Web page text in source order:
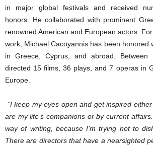
in major global festivals and received
honors. He collaborated with prominent
renowned American and European actors.
work, Michael Cacoyannis has been honored
in Greece, Cyprus, and abroad.
directed 15 films, 36 plays, and 7 operas in
Europe.
“I keep my eyes open and get inspired
are my life’s companions or by current
way of writing, because I’m trying not to
There are directors that have a nearsighted